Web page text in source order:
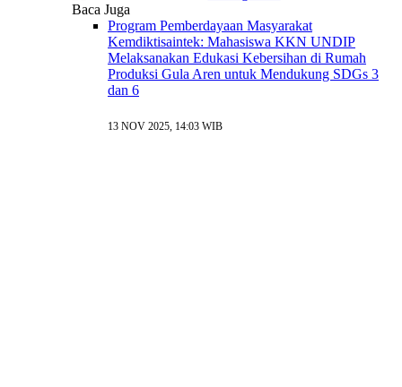
Baca Juga
Program Pemberdayaan Masyarakat
Kemdiktisaintek: Mahasiswa KKN UNDIP
Melaksanakan Edukasi Kebersihan di Rumah
Produksi Gula Aren untuk Mendukung SDGs 3
dan 6
13 NOV 2025, 14:03 WIB